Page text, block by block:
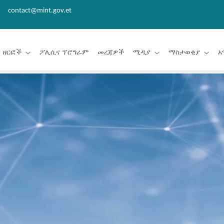
contact@mint.gov.et
ዘርፎች ፖሊሲና ፕሮግራም መረጃዎች ሚዲያ ማስታወቂያ